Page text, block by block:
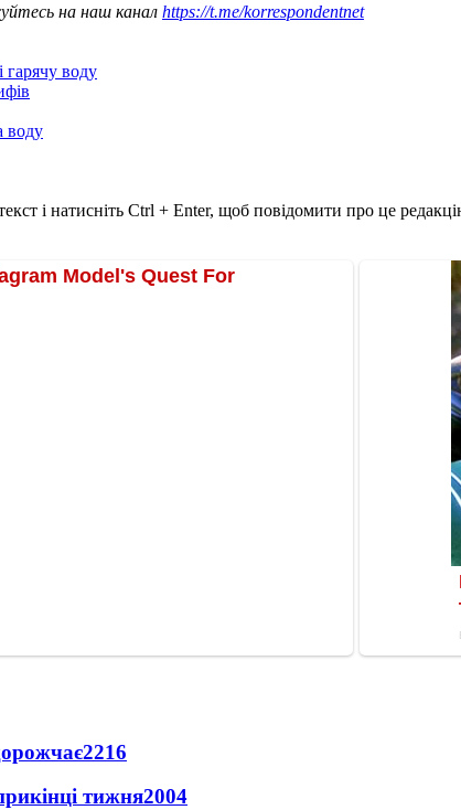
на наш канал https://t.me/korrespondentnet
гарячу воду
воду
і натисніть Ctrl + Enter, щоб повідомити про це
2216
тижня2004